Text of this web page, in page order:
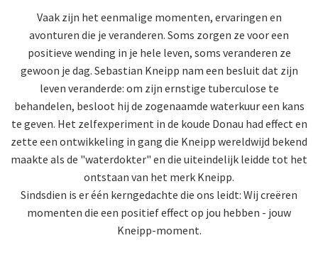
Vaak zijn het eenmalige momenten, ervaringen en
avonturen die je veranderen. Soms zorgen ze voor een
positieve wending in je hele leven, soms veranderen ze
gewoon je dag. Sebastian Kneipp nam een besluit dat zijn
leven veranderde: om zijn ernstige tuberculose te
behandelen, besloot hij de zogenaamde waterkuur een kans
te geven. Het zelfexperiment in de koude Donau had effect en
zette een ontwikkeling in gang die Kneipp wereldwijd bekend
maakte als de "waterdokter" en die uiteindelijk leidde tot het
ontstaan van het merk Kneipp.
Sindsdien is er één kerngedachte die ons leidt: Wij creëren
momenten die een positief effect op jou hebben - jouw
Kneipp-moment.